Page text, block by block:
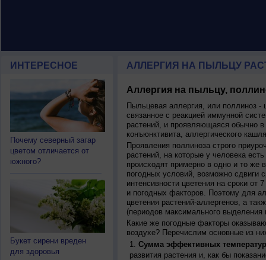
ИНТЕРЕСНОЕ
Почему северный загар
цветом отличается от
южного?
Букет сирени вреден
для здоровья
АЛЛЕРГИЯ НА ПЫЛЬЦУ
Аллергия на пыльцу,
Пыльцевая аллергия, или поллиноз -
связанное с реакцией иммунной
растений, и проявляющаяся обычно
конъюнктивита, аллергического
Проявления поллиноза строго
растений, на которые у человека
происходят примерно в одно и то же
погодных условий, возможно сдвиги
интенсивности цветения на сроки от
и погодных факторов. Поэтому для
цветения растений-аллергенов, а
(периодов максимального
Какие же погодные факторы
воздухе? Перечислим основные из
Сумма эффективных
развития растения и, как бы